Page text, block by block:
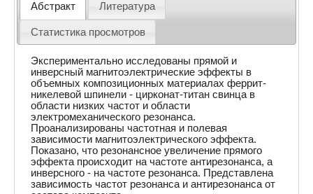
Абстракт Литература
Статистика просмотров
Экспериментально исследованы прямой и
инверсный магнитоэлектрические эффекты в
объемных композиционных материалах феррит-
никелевой шпинели - цирконат-титан свинца в
области низких частот и области
электромеханического резонанса.
Проанализированы частотная и полевая
зависимости магнитоэлектрического эффекта.
Показано, что резонансное увеличение прямого
эффекта происходит на частоте антирезонанса, а
инверсного - на частоте резонанса. Представлена
зависимость частот резонанса и антирезонанса от